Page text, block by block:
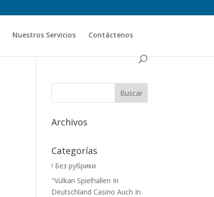
Nuestros Servicios Contáctenos
Archivos
Categorías
! Без рубрики
"Vulkan Spielhallen In
Deutschland Casino Auch In